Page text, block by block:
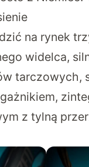
na rynek
widelca,
tarczowych,
z tylną